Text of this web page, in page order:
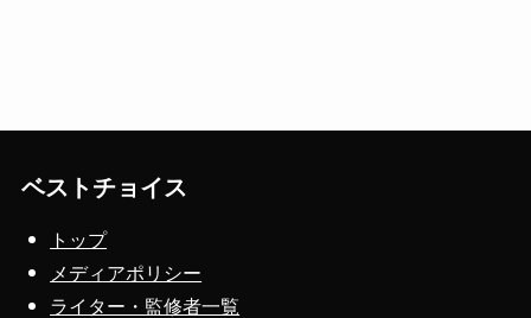
ベストチョイス
トップ
メディアポリシー
ライター・監修者一覧